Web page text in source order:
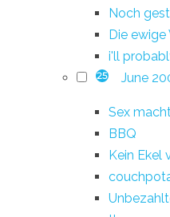
Noch
Die ewige
i'll
25 June
Sex
BBQ
Kein Ekel